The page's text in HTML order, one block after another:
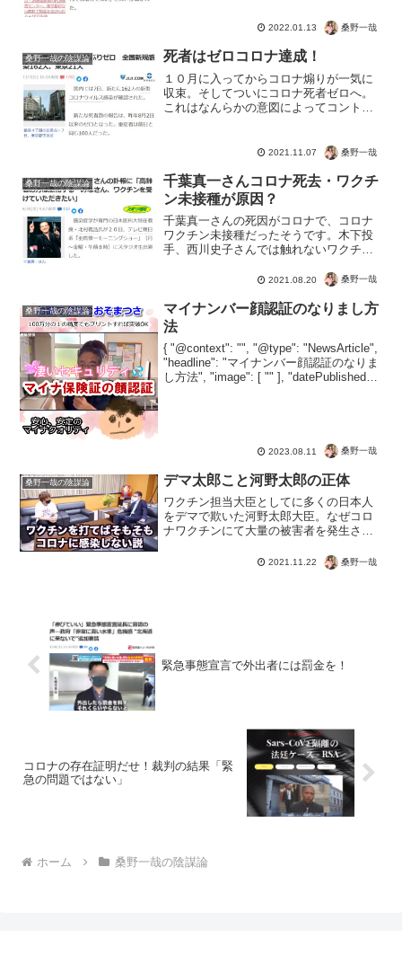
2022.01.13 桑野一哉
桑野一哉の陰謀論 死者はゼロコロナ達成！
１０月に入ってからコロナ煽りが一気に
収束。そしてついにコロナ死者ゼロへ。
これはなんらかの意図によってコントロ
は油断はできません。ウイルスに無意味
2021.11.07 桑野一哉
桑野一哉の陰謀論
千葉真一さんコロナ死去・ワクチ
ン未接種が原因？
千葉真一さんの死因がコロナで、コロナ
ワクチン未接種だったそうです。木下投
手、西川史子さんでは触れないワクチン
ぶんと調子がいいですね。ワイドショー
ン推進のネタになるからで...
2021.08.20 桑野一哉
桑野一哉の陰謀論
マイナンバー顔認証のなりまし方
法
{ "@context": "", "@type": "NewsArticle",
"headline": "マイナンバー顔認証のなりま
し方法", "image": [ "" ], "datePublished":
2023.08.11 桑野一哉
桑野一哉の陰謀論 デマ太郎こと河野太郎の正体
ワクチン担当大臣としてに多くの日本人
をデマで欺いた河野太郎大臣。なぜコロ
ナワクチンにて大量の被害者を発生させ
しいガセとフェイクのオンパレード。こ
のような人間に騙されてしまった人がい
2021.11.22 桑野一哉
緊急事態宣言で外出者には罰金を！
コロナの存在証明だせ！裁判の結果「緊
急の問題ではない」
ホーム 桑野一哉の陰謀論